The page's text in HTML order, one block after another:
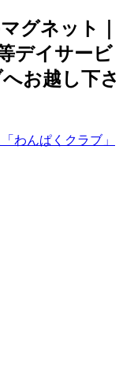
グネット｜
デイサービ
お越し下さ